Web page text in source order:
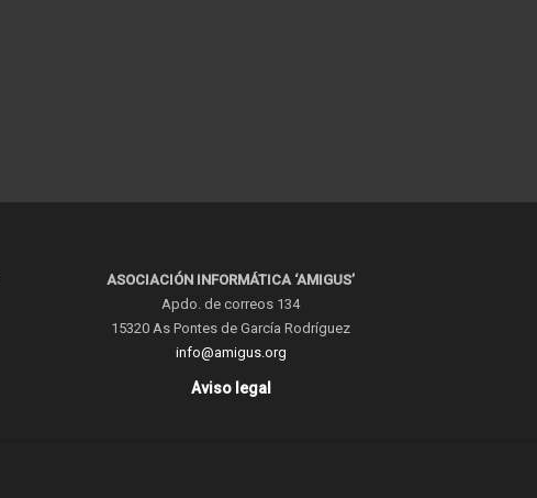
ASOCIACIÓN INFORMÁTICA ‘AMIGUS’
Apdo. de correos 134
15320 As Pontes de García Rodríguez
info@amigus.org
Aviso legal